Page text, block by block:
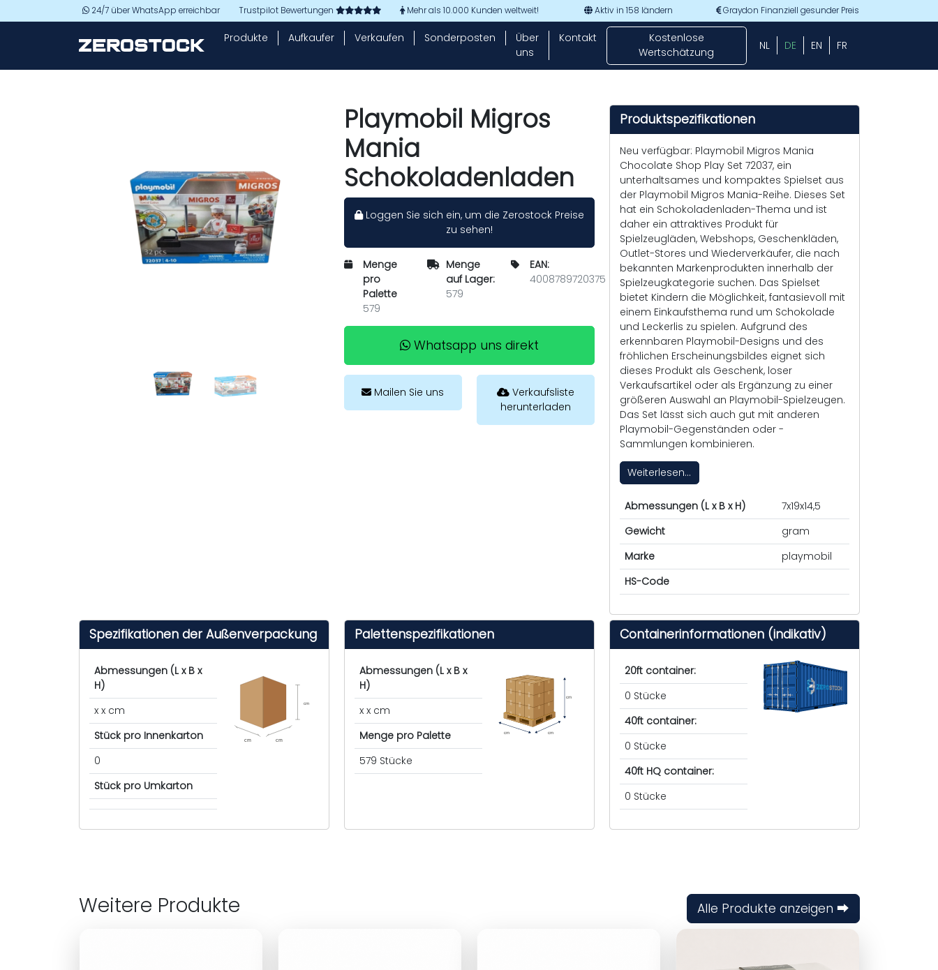
Skip to main content24/7 über WhatsApp erreichbar Trustpilot Bewertungen Mehr als 10.000 Kunden weltweit! Aktiv in 158 ländern Graydon Finanziell gesunder Preis
Produkte Aufkaufer Verkaufen Sonderposten
Über
uns
Kontakt
Kostenlose
Wertschätzung
NL DE EN FR
Playmobil Migros
Mania
Schokoladenladen
Loggen Sie sich ein, um die Zerostock Preise
zu sehen!
Menge
pro
Palette
579
Menge
auf Lager:
579
EAN:
4008789720375
Whatsapp uns direkt
Mailen Sie uns
Verkaufsliste
herunterladen
Produktspezifikationen
Neu verfügbar: Playmobil Migros Mania
Chocolate Shop Play Set 72037, ein
unterhaltsames und kompaktes Spielset aus
der Playmobil Migros Mania-Reihe. Dieses Set
hat ein Schokoladenladen-Thema und ist
daher ein attraktives Produkt für
Spielzeugläden, Webshops, Geschenkläden,
Outlet-Stores und Wiederverkäufer, die nach
bekannten Markenprodukten innerhalb der
Spielzeugkategorie suchen. Das Spielset
bietet Kindern die Möglichkeit, fantasievoll mit
einem Einkaufsthema rund um Schokolade
und Leckerlis zu spielen. Aufgrund des
erkennbaren Playmobil-Designs und des
fröhlichen Erscheinungsbildes eignet sich
dieses Produkt als Geschenk, loser
Verkaufsartikel oder als Ergänzung zu einer
größeren Auswahl an Playmobil-Spielzeugen.
Das Set lässt sich auch gut mit anderen
Playmobil-Gegenständen oder -
Sammlungen kombinieren.
Weiterlesen...
Abmessungen (L x B x H)
7x19x14,5
Gewicht
gram
Marke
playmobil
HS-Code
Spezifikationen der Außenverpackung
Abmessungen (L x B x
H)
x x cm
Stück pro Innenkarton
0
Stück pro Umkarton
cm cm
cm
Palettenspezifikationen
Abmessungen (L x B x
H)
x x cm
Menge pro Palette
579 Stücke
cm cm
cm
Containerinformationen (indikativ)
20ft container:
0 Stücke
40ft container:
0 Stücke
40ft HQ container:
0 Stücke
Weitere Produkte Alle Produkte anzeigen ⮕